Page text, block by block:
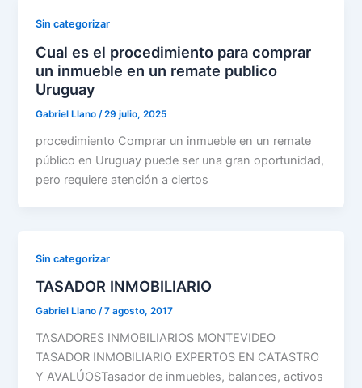
Sin categorizar
Cual es el procedimiento para comprar
un inmueble en un remate publico
Uruguay
Gabriel Llano/29 julio, 2025
procedimiento Comprar un inmueble en un remate
público en Uruguay puede ser una gran oportunidad,
pero requiere atención a ciertos
Sin categorizar
TASADOR INMOBILIARIO
Gabriel Llano/7 agosto, 2017
TASADORES INMOBILIARIOS MONTEVIDEO
TASADOR INMOBILIARIO EXPERTOS EN CATASTRO
Y AVALÚOSTasador de inmuebles, balances, activos